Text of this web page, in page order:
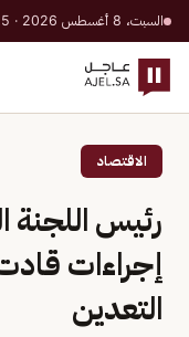
السبت، 8 أغسطس 2026 · 25 صفر 1448 هـ
الاقتصاد
إجراءات
التعدين